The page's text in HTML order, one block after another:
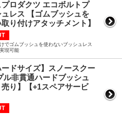
ロダクツ エコボルトプ
ュレス 【ゴムブッシュを
り付けアタッチメント】
でゴムブッシュを使わないブッシュレス
現可能
ードサイズ】スノースクー
ル非貫通ハードブッシュ
売り】【+1スペアサービ